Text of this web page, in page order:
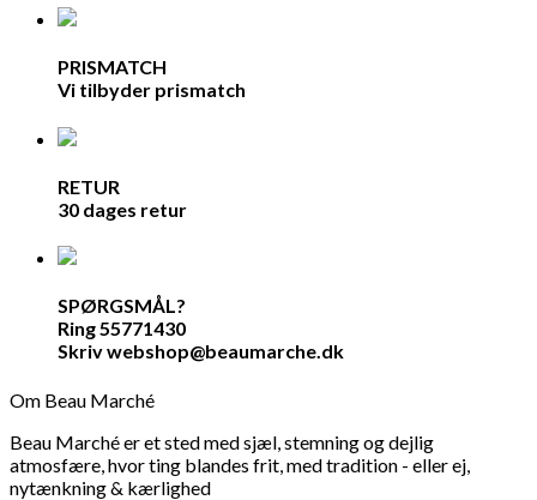
PRISMATCH
Vi tilbyder prismatch
RETUR
30 dages retur
SPØRGSMÅL?
Ring 55771430
Skriv webshop@beaumarche.dk
Om Beau Marché
Beau Marché er et sted med sjæl, stemning og dejlig
atmosfære, hvor ting blandes frit, med tradition - eller ej,
nytænkning & kærlighed